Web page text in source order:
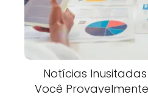
Notícias
Você